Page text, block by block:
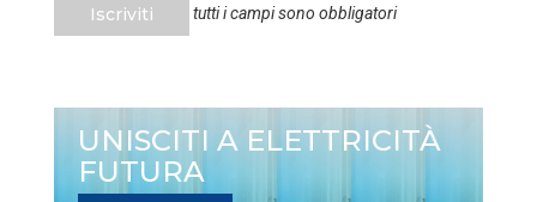
Iscriviti tutti i campi sono obbligatori
UNISCITI A ELETTRICITÀ
FUTURA